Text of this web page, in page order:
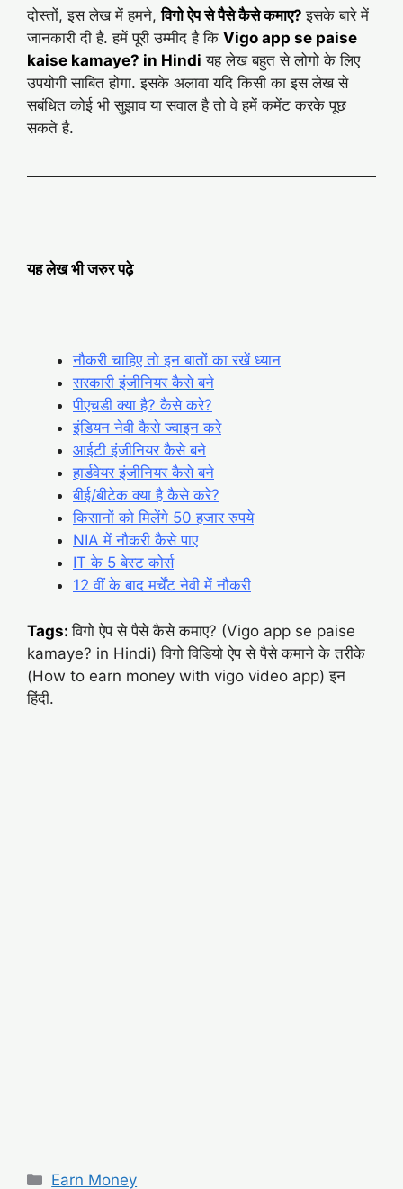
दोस्तों, इस लेख में हमने,विगो ऐप से पैसे कैसे कमाए? इसके बारे में
जानकारी दी है. हमें पूरी उम्मीद है कि Vigo app se paise
kaise kamaye? in Hindi यह लेख बहुत से लोगो के लिए
उपयोगी साबित होगा. इसके अलावा यदि किसी का इस लेख से
सबंधित कोई भी सुझाव या सवाल है तो वे हमें कमेंट करके पूछ
सकते है.
यह लेख भी जरुर पढ़े
नौकरी चाहिए तो इन बातों का रखें ध्यान
सरकारी इंजीनियर कैसे बने
पीएचडी क्या है? कैसे करे?
इंडियन नेवी कैसे ज्वाइन करे
आईटी इंजीनियर कैसे बने
हार्डवेयर इंजीनियर कैसे बने
बीई/बीटेक क्या है कैसे करे?
किसानों को मिलेंगे 50 हजार रुपये
NIA में नौकरी कैसे पाए
IT के 5 बेस्ट कोर्स
12 वीं के बाद मर्चेंट नेवी में नौकरी
Tags: विगो ऐप से पैसे कैसे कमाए? (Vigo app se paise
kamaye? in Hindi) विगो विडियो ऐप से पैसे कमाने के तरीके
(How to earn money with vigo video app) इन
हिंदी.
Categories
Earn Money